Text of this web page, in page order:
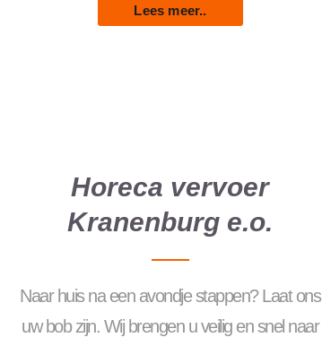
Lees meer..
Horeca vervoer
Kranenburg e.o.
Naar huis na een avondje stappen? Laat ons
uw bob zijn. Wij brengen u veilig en snel naar